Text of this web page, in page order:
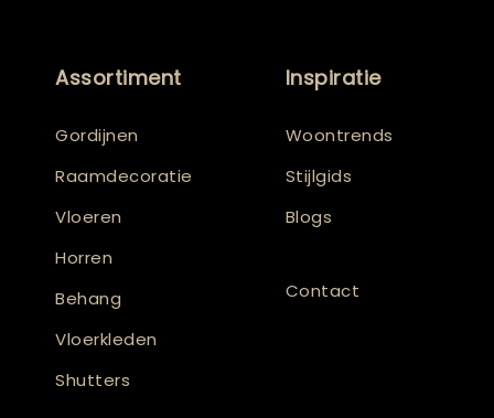
Assortiment
Gordijnen
Raamdecoratie
Vloeren
Horren
Behang
Vloerkleden
Shutters
Inspiratie
Woontrends
Stijlgids
Blogs
Contact